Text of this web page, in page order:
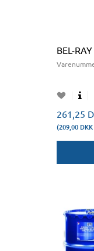
BEL-
261,25
(209,00 DKK